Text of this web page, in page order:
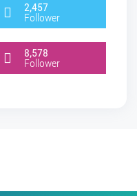
2,457
Follower
8,578
Follower